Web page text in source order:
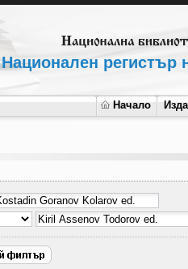
Национален регистър
Начало